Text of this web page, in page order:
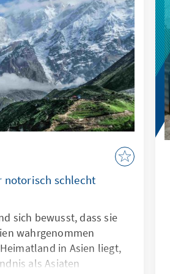
Eine beachtliche
Es bleibt
den kommenden
haben wird.
notorisch schlecht
sich bewusst, dass sie
wahrgenommen
in Asien liegt,
als Asiaten